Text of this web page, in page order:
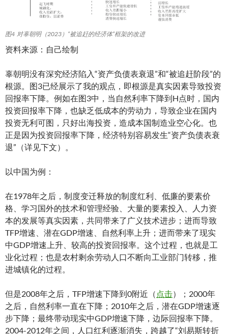
图4 对辜朝明（2023）“被追赶的经济体”框架的改进
资料来源：自己绘制
辜朝明没有深究经济陷入“资产负债表衰退”和“被追赶阶段”的
根源。图3已经展示了我的观点，即根源是真实因素导致投资
回报率下降。例如在图3中，当自然利率下降到H点时，国内
投资回报率下降，也缺乏低成本的劳动力，导致企业在国内
投资无利可图，只好出海投资，造成本国制造业空心化。也
正是因为投资回报率下降，经济特别容易发生“资产负债表衰
退”（详见下文）。
以中国为例：
在1978年之后，制度变迁释放的制度红利、低廉的要素价
格、学习国外的技术和管理经验、大量的要素投入、人力资
本的发展等真实因素，共同带来了广义技术进步；进而导致
TFP增速、潜在GDP增速、自然利率上升；进而带来了现实
中GDP增速上升、较高的投资回报率。这个过程，也就是工
业化过程；也是农村剩余劳动人口不断向工业部门转移，推
进城镇化的过程。
但是2008年之后，TFP增速下降到0附近（ 点击）；2000年
之后，自然利率一直在下降；2010年之后，潜在GDP增速逐
步下降；最终带动现实中GDP增速下降，边际回报率下降。
2004-2012年之间，人口红利逐渐消失，跨越了“刘易斯转折